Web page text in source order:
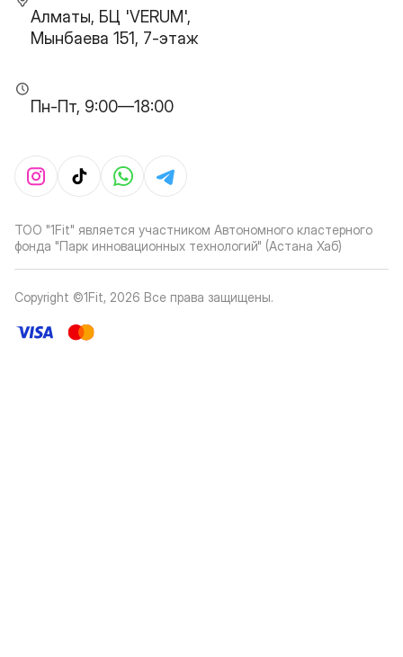
Алматы, БЦ 'VERUM',
Мынбаева 151, 7-этаж
Пн-Пт, 9:00—18:00
ТОО "1Fit" является участником Автономного кластерного
фонда "Парк инновационных технологий" (Астана Хаб)
Copyright ©1Fit, 2026 Все права защищены.